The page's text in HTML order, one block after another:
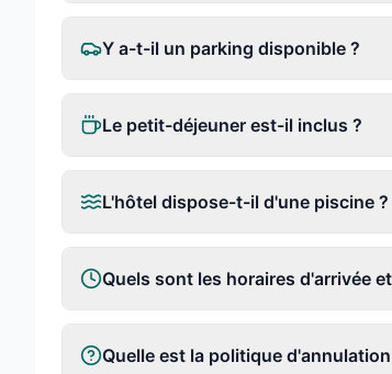
Y a-t-il un parking disponible ?
Le petit-déjeuner est-il inclus ?
L'hôtel dispose-t-il d'une piscine ?
Quels sont les horaires d'arrivée
Quelle est la politique